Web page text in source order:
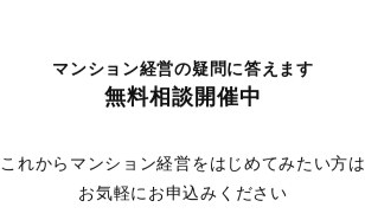
マンション経営の疑問に答えます
無料相談開催中
これからマンション経営を はじめてみたい方は
お気軽にお申込みください